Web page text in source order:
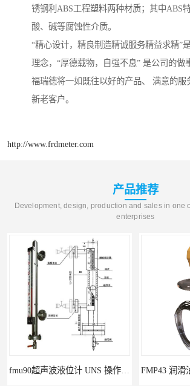
锈钢利ABS工程塑料两种材质；其中ABS
酸、碱等腐蚀性介质。
“精心设计，精良制造精诚服务精益求精”
理念，“厚德载物，自强不息” 是公司的做
福瑞德将一如既往以好的产品、 满意的服
新老客户。
http://www.frdmeter.com
产品推荐
Development, design, production and sales in one
enterprises